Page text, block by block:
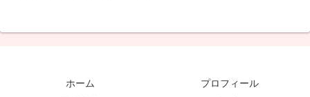
ホーム
プロフィール